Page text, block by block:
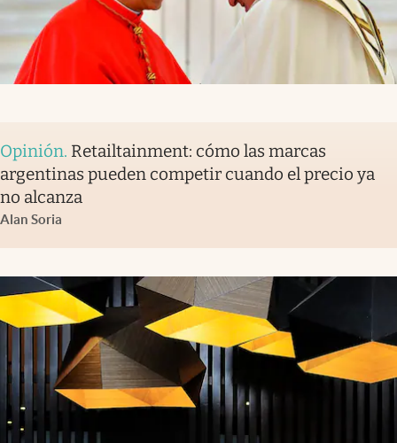
Opinión. Retailtainment: cómo las marcas
argentinas pueden competir cuando el precio ya
no alcanza
Alan Soria